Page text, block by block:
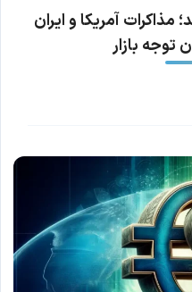
مذاکرات آمریکا و ایران
توجه بازار